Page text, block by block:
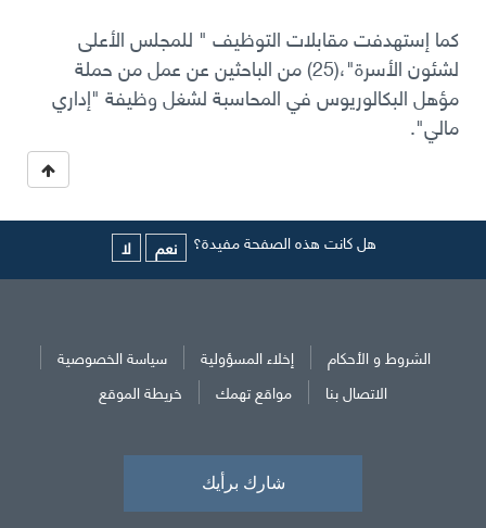
كما إستهدفت مقابلات التوظيف " للمجلس الأعلى
لشئون الأسرة"،(25) من الباحثين عن عمل من حملة
مؤهل البكالوريوس في المحاسبة لشغل وظيفة "إداري
مالي".
هل كانت هذه الصفحة مفيدة؟ نعم لا
الشروط و الأحكام إخلاء المسؤولية
سياسة الخصوصية
الاتصال بنا
مواقع تهمك خريطة الموقع